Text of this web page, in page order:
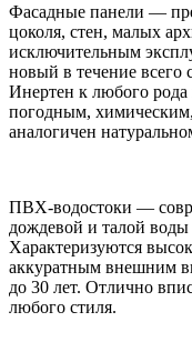
Фасадные панели —
цоколя, стен, малых
исключительным
новый в течение
Инертен к любого рода
погодным,
аналогичен
ПВХ-водостоки —
дождевой и талой воды
Характеризуются
аккуратным внешним
до 30 лет. Отлично
любого стиля.